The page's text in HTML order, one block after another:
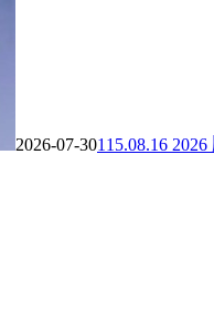
2026-07-30115.08.16